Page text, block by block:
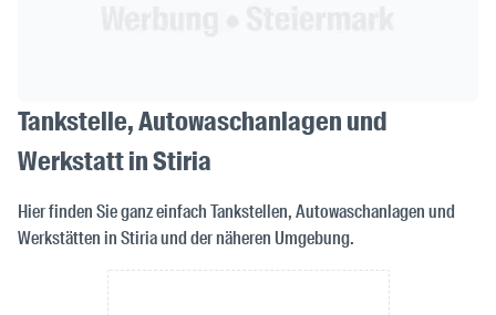
Tankstelle, Autowaschanlagen und
Werkstatt in Stiria
Hier finden Sie ganz einfach Tankstellen, Autowaschanlagen und
Werkstätten in Stiria und der näheren Umgebung.